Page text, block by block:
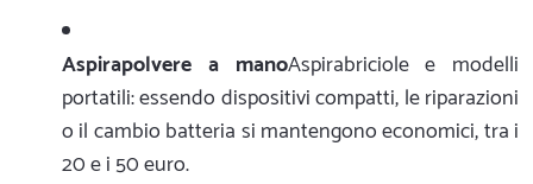
Aspirapolvere a manoAspirabriciole e modelli
portatili: essendo dispositivi compatti, le riparazioni
o il cambio batteria si mantengono economici, tra i
20 e i 50 euro.